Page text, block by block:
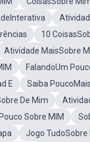
10
Atividade MaisSobre
FalandoUm
E
Saiba
De Mim
Sobre MIM
Jogo TudoSobre